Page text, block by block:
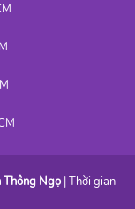
Thông Ngọ | Thời gian